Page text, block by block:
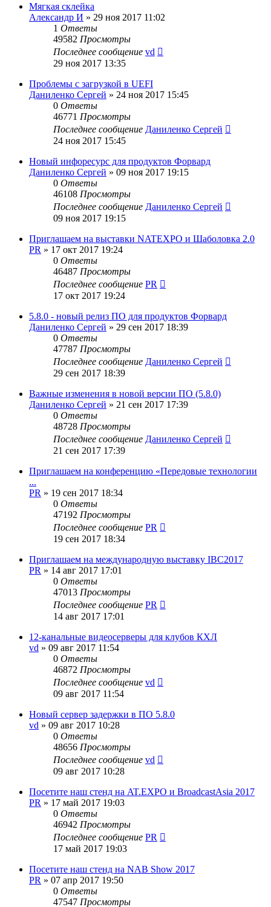
Мягкая склейка
Александр И » 29 ноя 2017 11:02
1 Ответы
49582 Просмотры
Последнее сообщение vd
29 ноя 2017 13:35
Проблемы с загрузкой в UEFI
Даниленко Сергей » 24 ноя 2017 15:45
0 Ответы
46771 Просмотры
Последнее сообщение Даниленко Сергей
24 ноя 2017 15:45
Новый инфоресурс для продуктов Форвард
Даниленко Сергей » 09 ноя 2017 19:15
0 Ответы
46108 Просмотры
Последнее сообщение Даниленко Сергей
09 ноя 2017 19:15
Приглашаем на выставки NATEXPO и Шаболовка 2.0
PR » 17 окт 2017 19:24
0 Ответы
46487 Просмотры
Последнее сообщение PR
17 окт 2017 19:24
5.8.0 - новый релиз ПО для продуктов Форвард
Даниленко Сергей » 29 сен 2017 18:39
0 Ответы
47787 Просмотры
Последнее сообщение Даниленко Сергей
29 сен 2017 18:39
Важные изменения в новой версии ПО (5.8.0)
Даниленко Сергей » 21 сен 2017 17:39
0 Ответы
48728 Просмотры
Последнее сообщение Даниленко Сергей
21 сен 2017 17:39
Приглашаем на конференцию «Передовые технологии
...
PR » 19 сен 2017 18:34
0 Ответы
47192 Просмотры
Последнее сообщение PR
19 сен 2017 18:34
Приглашаем на международную выставку IBC2017
PR » 14 авг 2017 17:01
0 Ответы
47013 Просмотры
Последнее сообщение PR
14 авг 2017 17:01
12-канальные видеосерверы для клубов КХЛ
vd » 09 авг 2017 11:54
0 Ответы
46872 Просмотры
Последнее сообщение vd
09 авг 2017 11:54
Новый сервер задержки в ПО 5.8.0
vd » 09 авг 2017 10:28
0 Ответы
48656 Просмотры
Последнее сообщение vd
09 авг 2017 10:28
Посетите наш стенд на AT.EXPO и BroadcastAsia 2017
PR » 17 май 2017 19:03
0 Ответы
46942 Просмотры
Последнее сообщение PR
17 май 2017 19:03
Посетите наш стенд на NAB Show 2017
PR » 07 апр 2017 19:50
0 Ответы
47547 Просмотры